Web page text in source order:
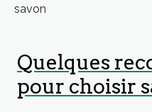
savon
Quelques
pour choisir